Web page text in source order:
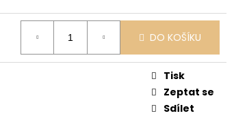
DO KOŠÍKU
Tisk
Zeptat se
Sdílet